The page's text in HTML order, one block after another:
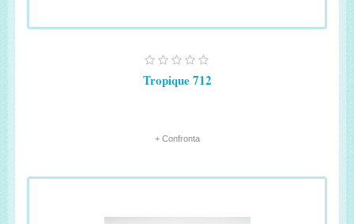
Tropique 712
+ Confronta